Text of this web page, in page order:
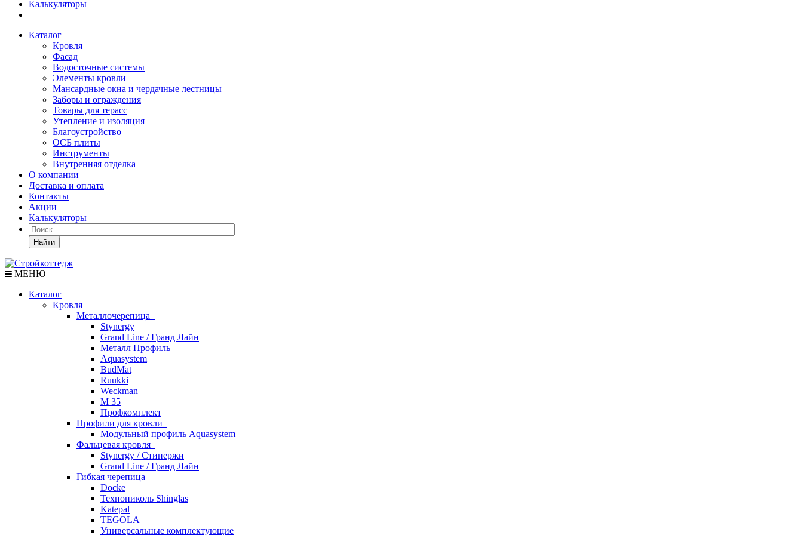
Калькуляторы
Каталог
Кровля
Фасад
Водосточные системы
Элементы кровли
Мансардные окна и чердачные лестницы
Заборы и ограждения
Товары для терасс
Утепление и изоляция
Благоустройство
ОСБ плиты
Инструменты
Внутренняя отделка
О компании
Доставка и оплата
Контакты
Акции
Калькуляторы
Найти
МЕНЮ
Каталог
Кровля
Металлочерепица
Stynergy
Grand Line / Гранд Лайн
Металл Профиль
Aquasystem
BudMat
Ruukki
Weckman
М 35
Профкомплект
Профили для кровли
Модульный профиль Aquasystem
Фальцевая кровля
Stynergy / Стинержи
Grand Line / Гранд Лайн
Гибкая черепица
Docke
Технониколь Shinglas
Katepal
TEGOLA
Универсальные комплектующие